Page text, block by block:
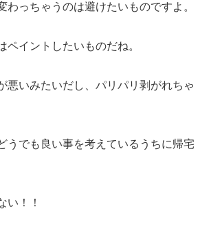
わっちゃうのは避けたいものですよ。
ペイントしたいものだね。
悪いみたいだし、パリパリ剥がれちゃ
うでも良い事を考えているうちに帰宅
い！！